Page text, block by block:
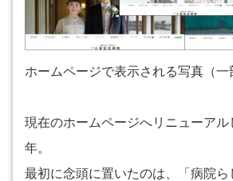
ホームページで表示される写真（一
現在のホームページへリニューア
年。
最初に念頭に置いたのは、「病院